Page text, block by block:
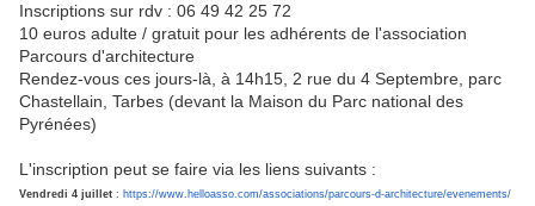
Inscriptions sur rdv : 06 49 42 25 72
10 euros adulte / gratuit pour les adhérents de l'association
Parcours d'architecture
Rendez-vous ces jours-là, à 14h15, 2 rue du 4 Septembre, parc
Chastellain, Tarbes (devant la Maison du Parc national des
Pyrénées)
L'inscription peut se faire via les liens suivants :
Vendredi 4 juillet : https://www.helloasso.com/associations/parcours-d-architecture/evenements/